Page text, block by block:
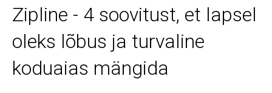
Zipline - 4 soovitust, et lapsel
oleks lõbus ja turvaline
koduaias mängida